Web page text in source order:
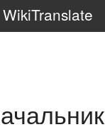
WikiTranslate